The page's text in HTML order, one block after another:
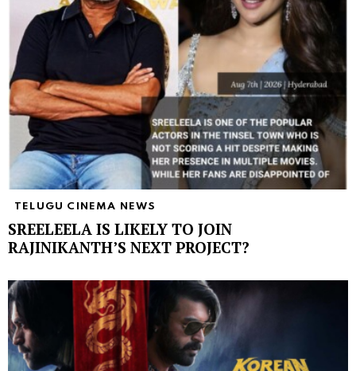
TELUGU CINEMA NEWS
SREELEELA IS LIKELY TO JOIN
RAJINIKANTH’S NEXT PROJECT?